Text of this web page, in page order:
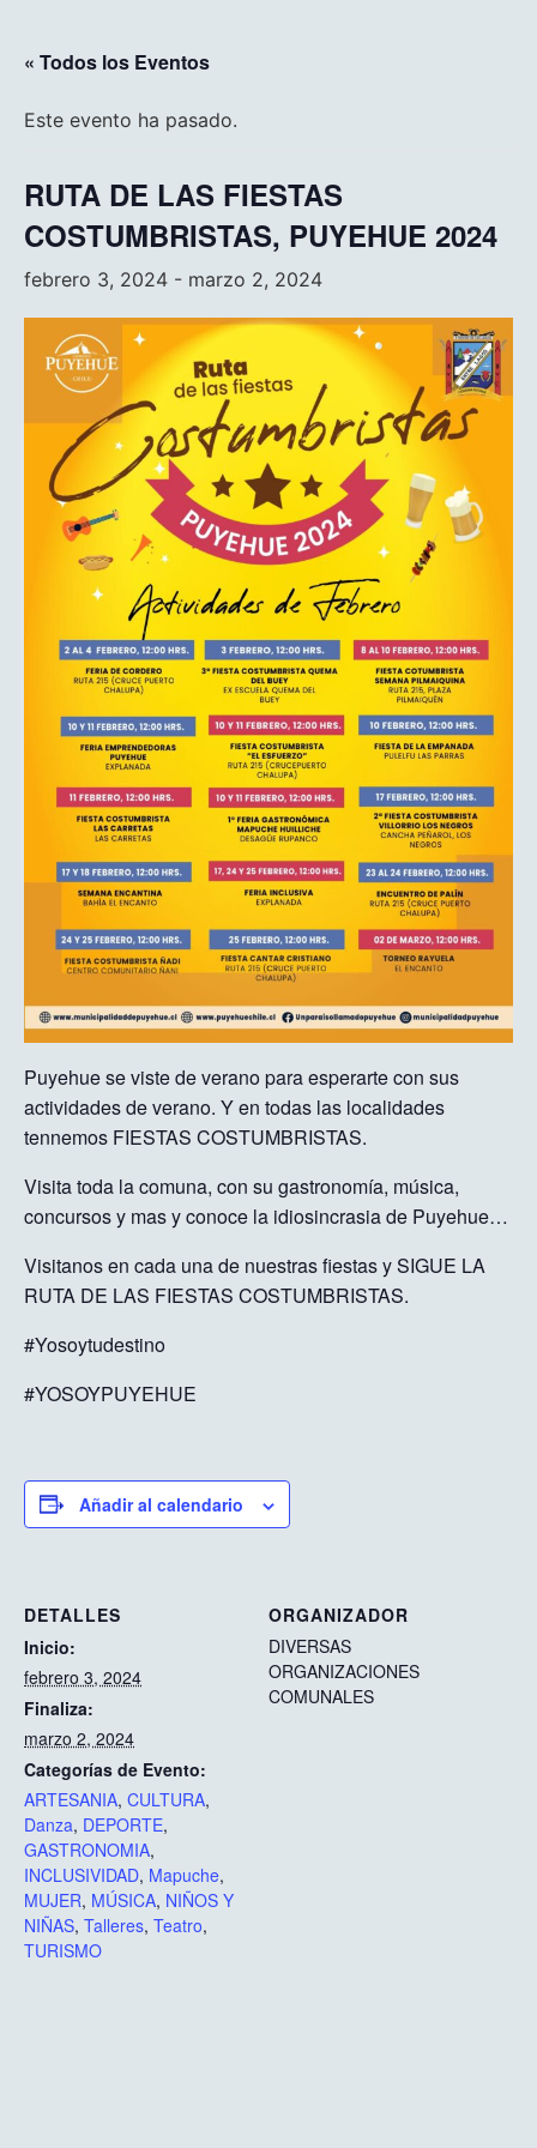
« Todos los Eventos
Este evento ha pasado.
RUTA DE LAS FIESTAS
COSTUMBRISTAS, PUYEHUE 2024
febrero 3, 2024 - marzo 2, 2024
Puyehue se viste de verano para esperarte con sus
actividades de verano. Y en todas las localidades
tennemos FIESTAS COSTUMBRISTAS.
Visita toda la comuna, con su gastronomía, música,
concursos y mas y conoce la idiosincrasia de Puyehue…
Visitanos en cada una de nuestras fiestas y SIGUE LA
RUTA DE LAS FIESTAS COSTUMBRISTAS.
#Yosoytudestino
#YOSOYPUYEHUE
Añadir al calendario
DETALLES
Inicio:
febrero 3, 2024
Finaliza:
marzo 2, 2024
Categorías de Evento:
ARTESANIA, CULTURA,
Danza, DEPORTE,
GASTRONOMIA,
INCLUSIVIDAD, Mapuche,
MUJER, MÚSICA, NIÑOS Y
NIÑAS, Talleres, Teatro,
TURISMO
ORGANIZADOR
DIVERSAS
ORGANIZACIONES
COMUNALES